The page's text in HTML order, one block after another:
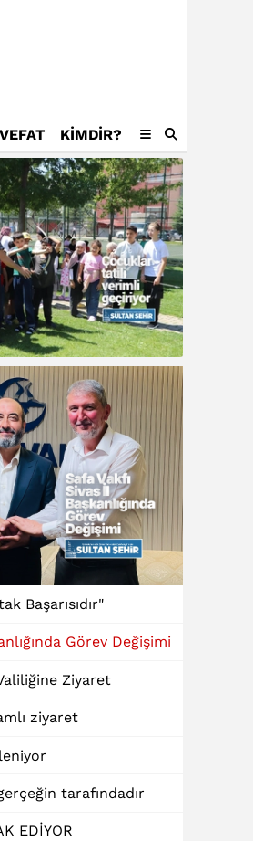
VEFAT KIMDIR?
Başarısıdır"
Görev Değişimi
Ziyaret
ziyaret
tarafındadır
EDİYOR